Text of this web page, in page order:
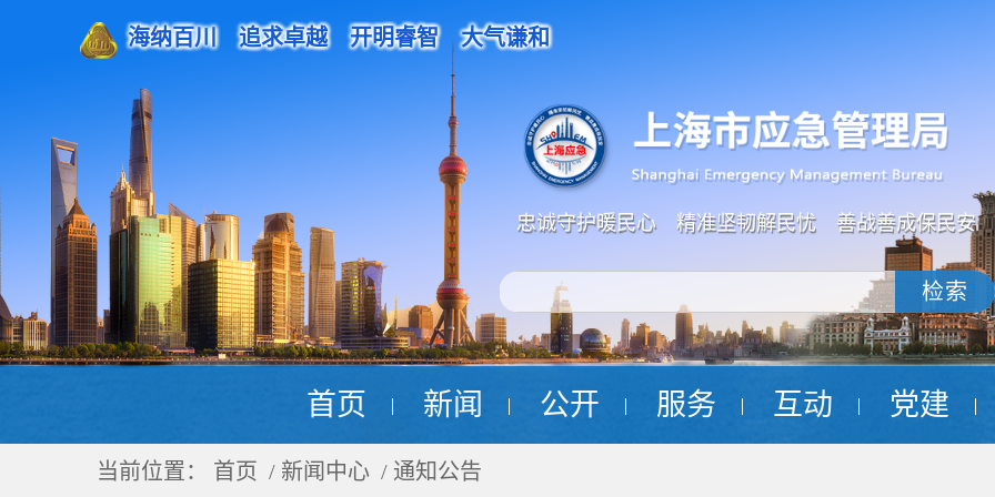
海纳百川 追求卓越 开明睿智 大气谦和
忠诚守护暖民心 精准坚韧解民忧 善战善成保民安
检索
首页 新闻 公开 服务 互动 党建
当前位置： 首页 / 新闻中心 / 通知公告